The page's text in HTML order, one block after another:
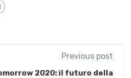
Previous post
2020: il futuro della